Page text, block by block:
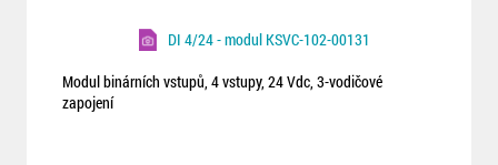
DI 4/24 - modul KSVC-102-00131
Modul binárních vstupů, 4 vstupy, 24 Vdc, 3-vodičové
zapojení